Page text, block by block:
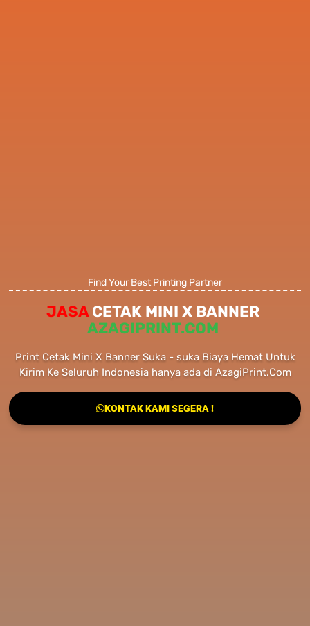
Find Your Best Printing Partner
JASACETAK MINI X BANNER
AZAGIPRINT.COM
Print Cetak Mini X Banner Suka - suka Biaya Hemat Untuk
Kirim Ke Seluruh Indonesia hanya ada di AzagiPrint.Com
KONTAK KAMI SEGERA !